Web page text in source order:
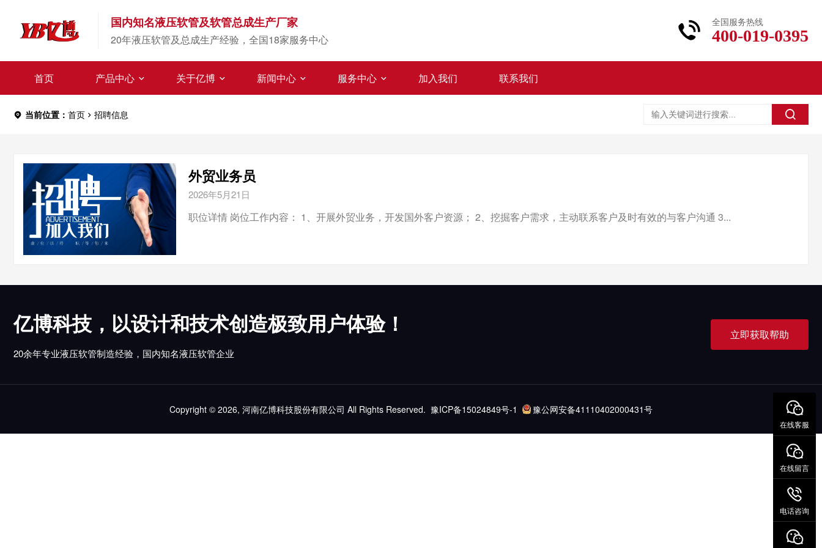
国内知名液压软管及软管总成生产厂家
20年液压软管及总成生产经验，全国18家服务中心
全国服务热线
400-019-0395
首页 产品中心 关于亿博 新闻中心 服务中心 加入我们 联系我们
当前位置： 首页 招聘信息
外贸业务员
2026年5月21日
职位详情 岗位工作内容： 1、开展外贸业务，开发国外客户资源； 2、挖掘客户需求，主动联系客户及时有效的与客户沟通 3...
亿博科技，以设计和技术创造极致用户体验！
20余年专业液压软管制造经验，国内知名液压软管企业
立即获取帮助
Copyright © 2026, 河南亿博科技股份有限公司 All Rights Reserved. 豫ICP备15024849号-1 豫公网安备41110402000431号
在线客服
在线留言
电话咨询